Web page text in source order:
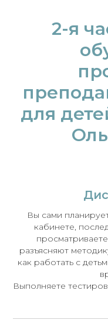
2-я
для
Вы сами
кабинете,
разъясняют
как работать с
Выполняете